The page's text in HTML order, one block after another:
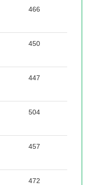
466
450
447
504
457
472